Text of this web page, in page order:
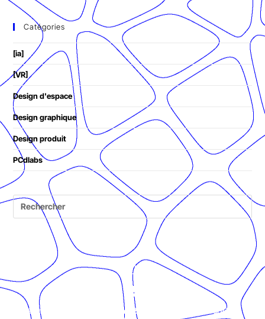
Catégories
[ia]
[VR]
Design d'espace
Design graphique
Design produit
PCdlabs
© Présent Composé design - 2024 - Tous droits réservés -